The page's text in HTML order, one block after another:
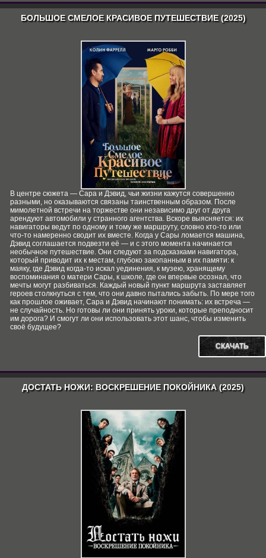
БОЛЬШОЕ СМЕЛОЕ КРАСИВОЕ ПУТЕШЕСТВИЕ (2025)
В центре сюжета — Сара и Дэвид, чьи жизни кажутся совершенно
разными, но оказываются связаны таинственным образом. После
мимолетной встречи на торжестве они независимо друг от друга
арендуют автомобили у странного агентства. Вскоре выясняется: их
навигаторы ведут по одному и тому же маршруту, словно кто‑то или
что‑то намеренно сводит их вместе. Когда у Сары ломается машина,
Дэвид соглашается подвезти её — и с этого момента начинается
необычное путешествие. Они следуют за подсказками навигатора,
который приводит их к местам, глубоко закопанным в их памяти: к
маяку, где Дэвид когда‑то искал уединения, к музею, хранящему
воспоминания о матери Сары, к школе, где он впервые осознал, что
мечты могут разбиваться. Каждый новый пункт маршрута заставляет
героев столкнуться с тем, что они давно пытались забыть. По мере того
как прошлое оживает, Сара и Дэвид начинают понимать: их встреча —
не случайность. Но готовы ли они принять уроки, которые преподносит
им дорога? И смогут ли они использовать этот шанс, чтобы изменить
своё будущее?
СКАЧАТЬ
ДОСТАТЬ НОЖИ: ВОСКРЕШЕНИЕ ПОКОЙНИКА (2025)